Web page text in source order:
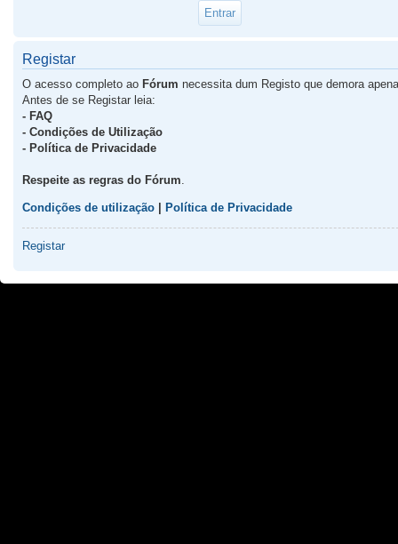
Registar
O acesso completo ao Fórum necessita dum Registo que demora
Antes de se Registar leia:
- FAQ
- Condições de Utilização
- Política de Privacidade
Respeite as regras do Fórum
Condições de utilização Política de Privacidade
Registar